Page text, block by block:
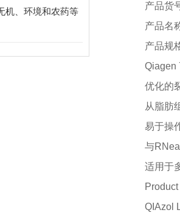
机、环境和农药等
产品货
产品名
产品规
Qiagen
优化的
从脂肪
易于操
与
适用于
QIAzol